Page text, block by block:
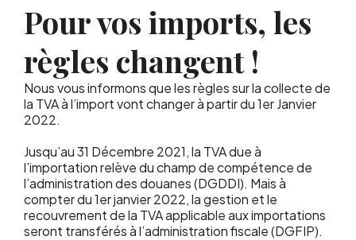
Pour vos imports, les
règles changent !
Nous vous informons que les règles sur la collecte de
la TVA à l’import vont changer à partir du 1er Janvier
2022.
Jusqu’au 31 Décembre 2021, la TVA due à
l’importation relève du champ de compétence de
l’administration des douanes (DGDDI). Mais à
compter du 1er janvier 2022, la gestion et le
recouvrement de la TVA applicable aux importations
seront transférés à l’administration fiscale (DGFIP).